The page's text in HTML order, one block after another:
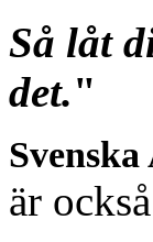
Så låt
det."
är